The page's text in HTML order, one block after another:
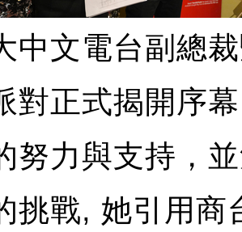
中文電台副總
對正式揭開序
努力與支持，
挑戰, 她引用商